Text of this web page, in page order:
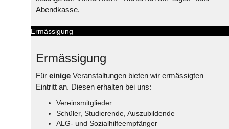
Abendkasse.
Ermässigung
Ermässigung
Für einige Veranstaltungen bieten wir ermässigten
Eintritt an. Diesen erhalten bei uns:
Vereinsmitglieder
Schüler, Studierende, Auszubildende
ALG- und Sozialhilfeempfänger